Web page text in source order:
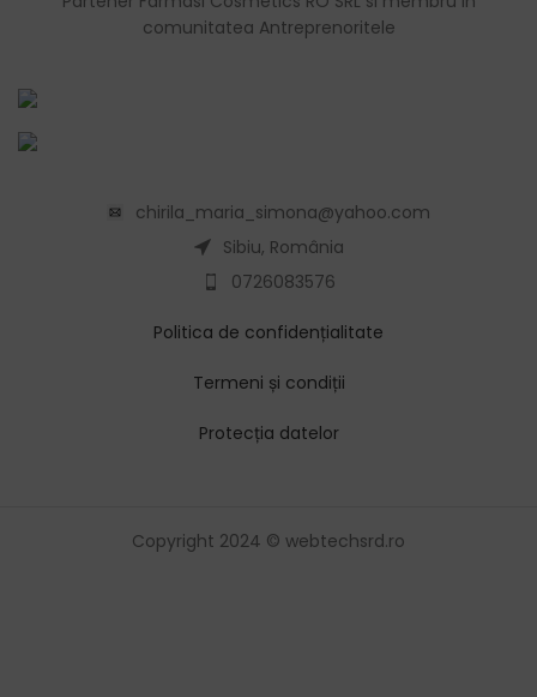
comunitatea Antreprenoritele
chirila_maria_simona@yahoo.com
Sibiu, România
0726083576
Politica de confidențialitate
Termeni și condiții
Protecția datelor
Copyright 2024 © webtechsrd.ro